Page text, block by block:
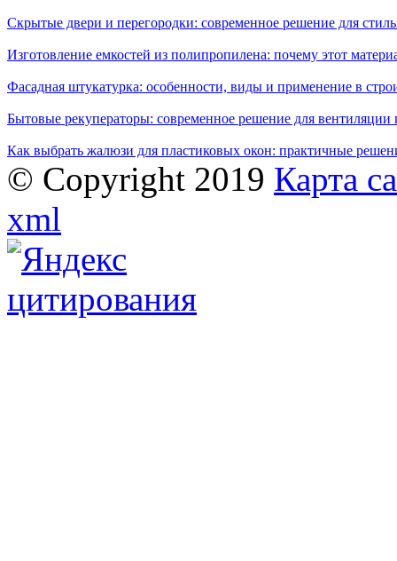
Скрытые двери и перегородки: современное решение для
Изготовление емкостей из полипропилена: почему этот
Фасадная штукатурка: особенности, виды и применение в
Бытовые рекуператоры: современное решение для вентиляции
Как выбрать жалюзи для пластиковых окон: практичные
© Copyright 2019 Карта
xml